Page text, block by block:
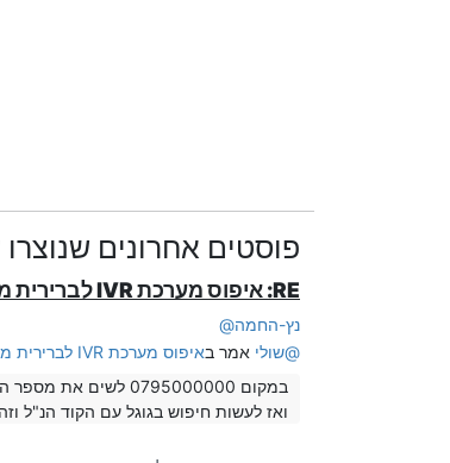
פוסטים אחרונים שנוצרו
RE: איפוס מערכת IVR לברירית מחדל
@נץ-החמה
@שולי אמר באיפוס מערכת IVR לברירית מחדל
במקום 0795000000 לשים את מספר המערכת ובמקום 1234 יש לשים את הססימה
ואז לעשות חיפוש בגוגל עם הקוד הנ"ל